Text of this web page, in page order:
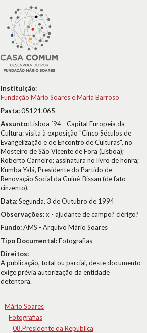
Instituição:
Fundação Mário Soares e Maria Barroso
Pasta:05121.065
Assunto:Lisboa ´94 - Capital Europeia da
Cultura: visita à exposição "Cinco Séculos de
Evangelização e de Encontro de Culturas", no
Mosteiro de São Vicente de Fora (Lisboa);
Roberto Carneiro; assinatura no livro de honra;
Kumba Yalá, Presidente do Partido de
Renovação Social da Guiné-Bissau (de fato
cinzento).
Data:Segunda, 3 de Outubro de 1994
Observações:x - ajudante de campo? clérigo?
Fundo:AMS - Arquivo Mário Soares
Tipo Documental:Fotografias
Direitos:
A publicação, total ou parcial, deste documento
exige prévia autorização da entidade
detentora.
Mário Soares
Fotografias
08.Presidente da República